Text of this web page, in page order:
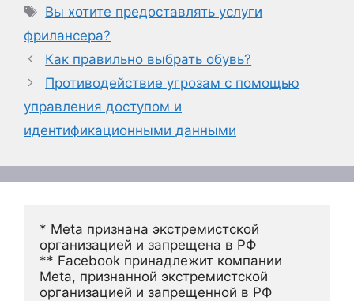
Метки
Вы хотите предоставлять услуги
фрилансера?
Как правильно выбрать обувь?
Противодействие угрозам с помощью
управления доступом и
идентификационными данными
* Meta признана экстремистской
организацией и запрещена в РФ
** Facebook принадлежит компании
Meta, признанной экстремистской
организацией и запрещенной в РФ